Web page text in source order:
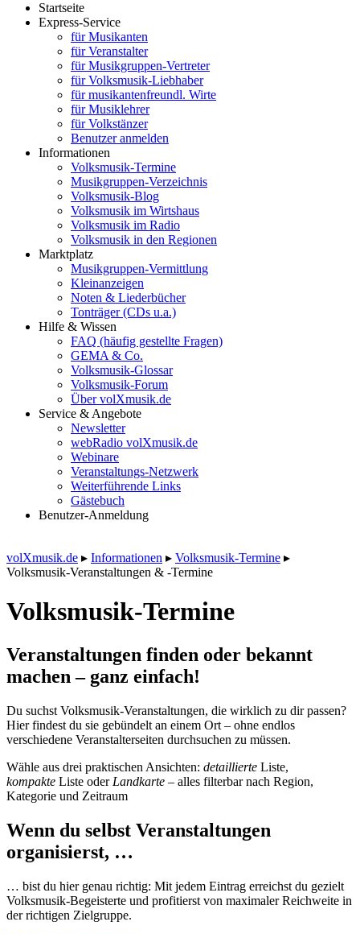
Startseite
Express-Service
für Musikanten
für Veranstalter
für Musikgruppen-Vertreter
für Volksmusik-Liebhaber
für musikantenfreundl. Wirte
für Musiklehrer
für Volkstänzer
Benutzer anmelden
Informationen
Volksmusik-Termine
Musikgruppen-Verzeichnis
Volksmusik-Blog
Volksmusik im Wirtshaus
Volksmusik im Radio
Volksmusik in den Regionen
Marktplatz
Musikgruppen-Vermittlung
Kleinanzeigen
Noten & Liederbücher
Tonträger (CDs u.a.)
Hilfe & Wissen
FAQ (häufig gestellte Fragen)
GEMA & Co.
Volksmusik-Glossar
Volksmusik-Forum
Über volXmusik.de
Service & Angebote
Newsletter
webRadio volXmusik.de
Webinare
Veranstaltungs-Netzwerk
Weiterführende Links
Gästebuch
Benutzer-Anmeldung
volXmusik.de ▸ Informationen ▸ Volksmusik-Termine ▸
Volksmusik-Veranstaltungen & -Termine
Volksmusik-Termine
Veranstaltungen finden oder bekannt
machen – ganz einfach!
Du suchst Volksmusik-Veranstaltungen, die wirklich zu dir passen?
Hier findest du sie gebündelt an einem Ort – ohne endlos
verschiedene Veranstalterseiten durchsuchen zu müssen.
Wähle aus drei praktischen Ansichten: detaillierte Liste,
kompakte Liste oder Landkarte – alles filterbar nach Region,
Kategorie und Zeitraum
Wenn du selbst Veranstaltungen
organisierst, …
… bist du hier genau richtig: Mit jedem Eintrag erreichst du gezielt
Volksmusik-Begeisterte und profitierst von maximaler Reichweite in
der richtigen Zielgruppe.